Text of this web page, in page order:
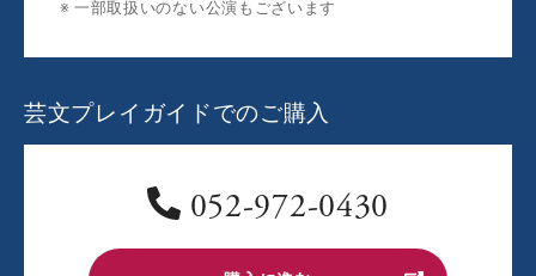
一部取扱いのない公演もございます
芸文プレイガイドでのご購入
052-972-0430